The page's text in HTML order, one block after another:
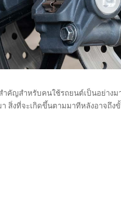
ำคัญสำหรับคนใช้รถยนต์เป็นอย่างม
สิ่งที่จะเกิดขึ้นตามมาทีหลังอาจถึง